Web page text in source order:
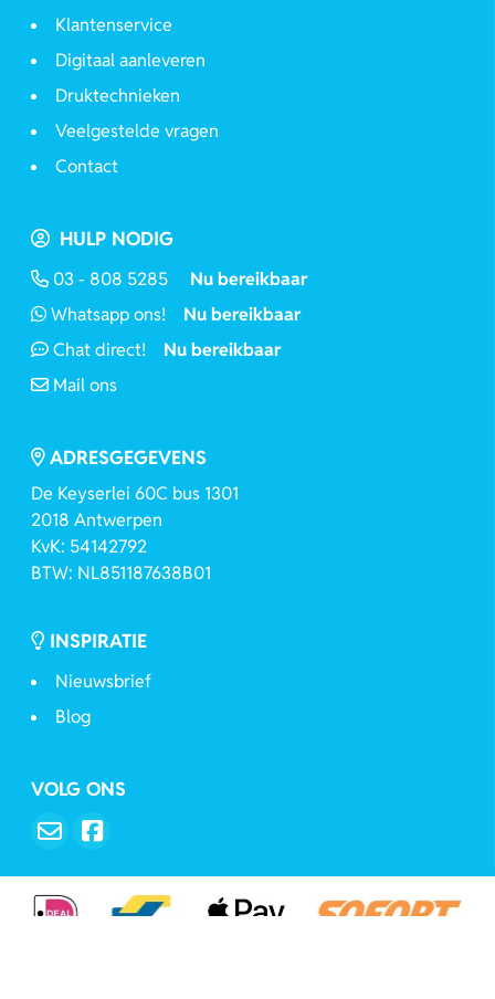
Klantenservice
Digitaal aanleveren
Druktechnieken
Veelgestelde vragen
Contact
HULP NODIG
03 - 808 5285
Nu bereikbaar
Whatsapp ons!
Nu bereikbaar
Chat direct!
Nu bereikbaar
Mail ons
ADRESGEGEVENS
De Keyserlei 60C bus 1301
2018 Antwerpen
KvK: 54142792
BTW: NL851187638B01
INSPIRATIE
Nieuwsbrief
Blog
VOLG ONS